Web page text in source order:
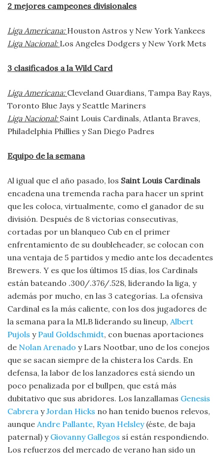
2 mejores campeones divisionales
Liga Americana: Houston Astros y New York Yankees
Liga Nacional: Los Angeles Dodgers y New York Mets
3 clasificados a la Wild Card
Liga Americana: Cleveland Guardians, Tampa Bay Rays,
Toronto Blue Jays y Seattle Mariners
Liga Nacional: Saint Louis Cardinals, Atlanta Braves,
Philadelphia Phillies y San Diego Padres
Equipo de la semana
Al igual que el año pasado, los Saint Louis Cardinals
encadena una tremenda racha para hacer un sprint
que les coloca, virtualmente, como el ganador de su
división. Después de 8 victorias consecutivas,
cortadas por un blanqueo Cub en el primer
enfrentamiento de su doubleheader, se colocan con
una ventaja de 5 partidos y medio ante los decadentes
Brewers. Y es que los últimos 15 días, los Cardinals
están bateando .300/.376/.528, liderando la liga, y
además por mucho, en las 3 categorías. La ofensiva
Cardinal es la más caliente, con los dos jugadores de
la semana para la MLB liderando su lineup, Albert
Pujols y Paul Goldschmidt, con buenas aportaciones
de Nolan Arenado y Lars Nootbar, uno de los conejos
que se sacan siempre de la chistera los Cards. En
defensa, la labor de los lanzadores está siendo un
poco penalizada por el bullpen, que está más
dubitativo que sus abridores. Los lanzallamas Genesis
Cabrera yJordan Hicks no han tenido buenos relevos,
aunque Andre Pallante, Ryan Helsley(éste, de baja
paternal) y Giovanny Gallegos sí están respondiendo.
Los refuerzos del mercado de verano han sido un